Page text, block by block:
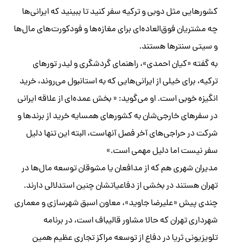
کشورهایی مثل دوبی و ترکیه سفر کنید تا ببینید که ایرانی‌ها
چه مشتریان فوق‌العاده‌ای برای مغازه‌ها و فودکورت‌های مال‌ها
و سیتی سنترها هستند.
به گفته «کیان احمدی»، راهنمای گردشگری و لیدر تورهای
ترکیه، برای خیلی از ایرانی‌هایی که به استانبول می‌روند، خرید
انگیزه خوبی است. او می‌گوید: « بخش عمده‌ای از علاقه ایرانی
در سفرهای خارجی‌شان به کشورهای همسایه خرید از برندها و
شرکت در حراجی‌های آخر فصل آنهاست، البته این تنها دلیل
سفر نیست اما دلیل مهمی است.»
مدیران شهری هم که از مدافعان یا مشوقان توسعه مال‌ها در
تهران هستند در بخشی از دفاعیاتشان چنین استدلالی دارند.
چندی پیش «علیرضا جاوید»، معاون اسبق شهرسازی و معماری
شهرداری تهران که حالا مشاور قالیباف است، در برنامه
تلویزیونی ثریا در دفاع از توسعه مراکز تجاری عظیم همین